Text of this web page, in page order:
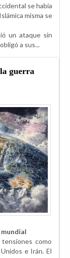
se había
misma se
un ataque sin
a sus...
guerra
como
e Irán. El